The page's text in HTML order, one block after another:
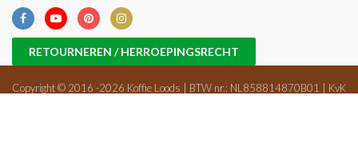
RETOURNEREN / HERROEPINGSRECHT
Copyright © 2016 -2026 Koffie Loods | BTW nr.: NL858814870B01 | KvK